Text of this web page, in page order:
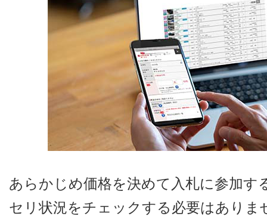
あらかじめ価格を決めて入札に参加す
セリ状況をチェックする必要はありま